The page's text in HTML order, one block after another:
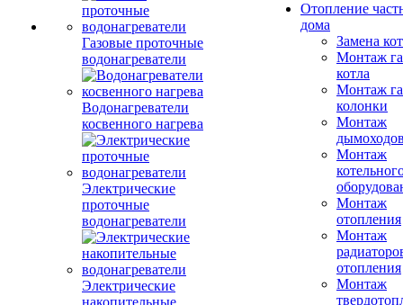
Газовые проточные
водонагреватели
Водонагреватели
косвенного нагрева
Электрические
проточные
водонагреватели
Электрические
накопительные
Отопление
дома
Замена
Монтаж
котла
Монтаж
колонки
Монтаж
Монтаж
Монтаж
отопления
Монтаж
отопления
Монтаж